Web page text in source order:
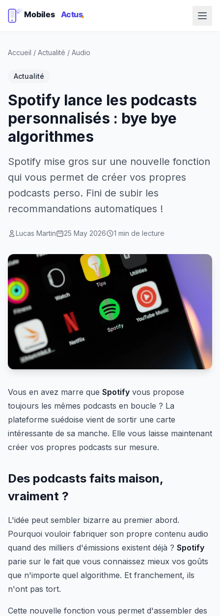
Accueil / Actualité / Audio
Actualité
Spotify lance les podcasts
personnalisés : bye bye
algorithmes
Spotify mise gros sur une nouvelle fonction
qui vous permet de créer vos propres
podcasts perso. Fini de subir les
recommandations automatiques !
Lucas Martin 25 May 2026 1 min de lecture
Vous en avez marre que Spotify vous propose
toujours les mêmes podcasts en boucle ? La
plateforme suédoise vient de sortir une carte
intéressante de sa manche. Elle vous laisse maintenant
créer vos propres podcasts sur mesure.
Des podcasts faits maison,
vraiment ?
L'idée peut sembler bizarre au premier abord.
Pourquoi vouloir fabriquer son propre contenu audio
quand des milliers d'émissions existent déjà ? Spotify
parie sur le fait que vous connaissez mieux vos goûts
que n'importe quel algorithme. Et franchement, ils
n'ont pas tort.
Cette nouvelle fonction vous permet d'assembler des